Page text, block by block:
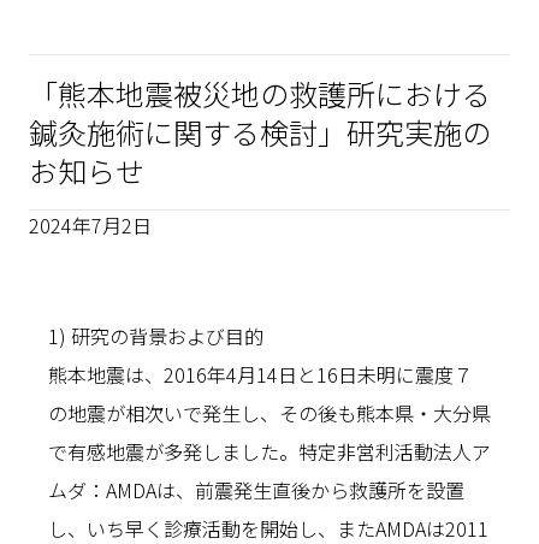
「熊本地震被災地の救護所における
鍼灸施術に関する検討」研究実施の
お知らせ
2024年7月2日
1) 研究の背景および目的
熊本地震は、2016年4月14日と16日未明に震度７
の地震が相次いで発生し、その後も熊本県・大分県
で有感地震が多発しました。特定非営利活動法人ア
ムダ：AMDAは、前震発生直後から救護所を設置
し、いち早く診療活動を開始し、またAMDAは2011